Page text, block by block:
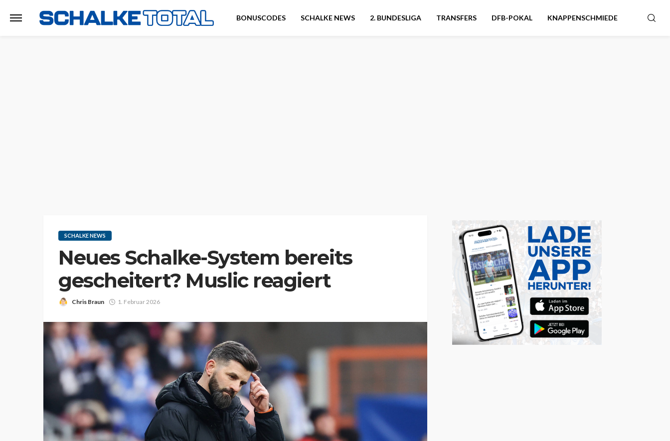
BONUSCODES SCHALKE NEWS 2. BUNDESLIGA TRANSFERS DFB-POKAL KNAPPENSCHMIEDE
SCHALKE NEWS
Neues Schalke-System bereits
gescheitert? Muslic reagiert
Chris Braun 1. Februar 2026